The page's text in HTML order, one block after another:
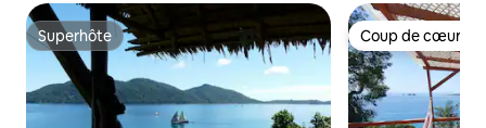
Superhôte
Superhôte Coup de cœur
Coup de cœur